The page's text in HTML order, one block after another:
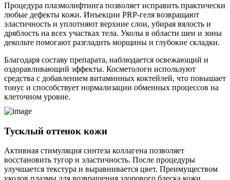
Процедура плазмолифтинга позволяет исправить практически
любые дефекты кожи. Инъекции PRP-геля возвращают
эластичность и уплотняют верхние слои, убирая вялость и
дряблость на всех участках тела. Уколы в области шеи и зоны
декольте помогают разгладить морщины и глубокие складки.
Благодаря составу препарата, наблюдается освежающий и
оздоравливающий эффекты. Косметологи используют
средства с добавлением витаминных коктейлей, что повышает
тонус и способствует нормализации обменных процессов на
клеточном уровне.
Тусклый оттенок кожи
Активная стимуляция синтеза коллагена позволяет
восстановить тугор и эластичность. После процедуры
улучшается текстура и выравнивается цвет. Преимуществом